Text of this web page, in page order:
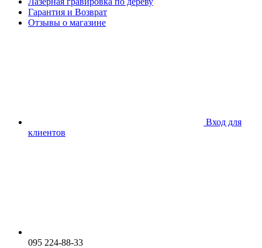
Гарантия и Возврат
Отзывы о магазине
Вход для
клиентов
095 224-88-33